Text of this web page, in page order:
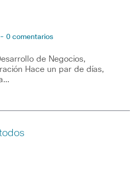
- 0 comentarios
de Negocios,
Hace un par de días,